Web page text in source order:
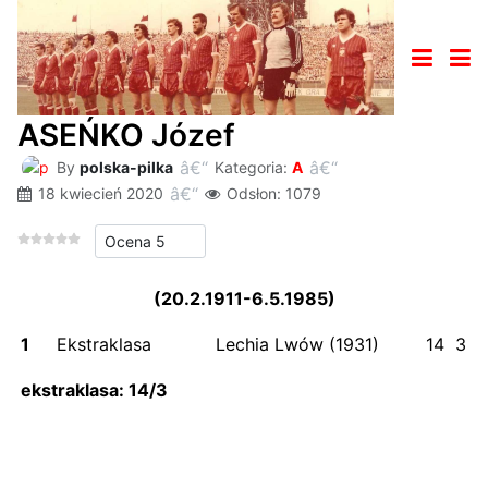
ASEŃKO Józef
By polska-pilka Kategoria: A
18 kwiecień 2020
Odsłon: 1079
Proszę, oceń
(20.2.1911-6.5.1985)
1 Ekstraklasa Lechia Lwów (1931) 14 3
ekstraklasa: 14/3